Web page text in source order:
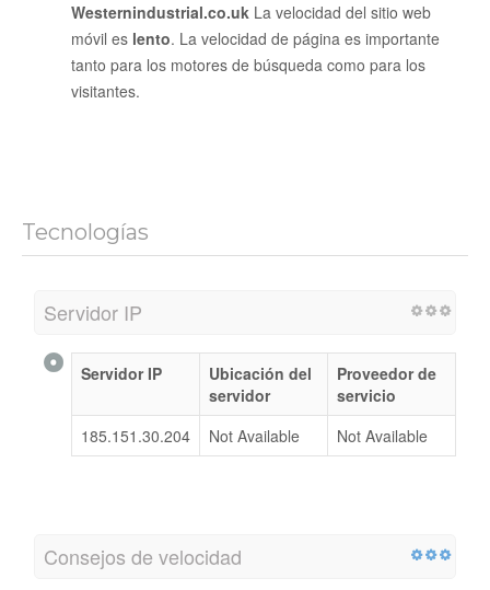
Westernindustrial.co.uk La velocidad del sitio web
móvil es lento. La velocidad de página es importante
tanto para los motores de búsqueda como para los
visitantes.
Tecnologías
Servidor IP
Servidor IP
Ubicación del
servidor
Proveedor de
servicio
185.151.30.204
Not Available Not Available
Consejos de velocidad